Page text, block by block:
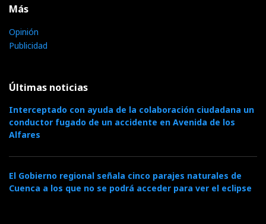
Más
Opinión
Publicidad
Últimas noticias
Interceptado con ayuda de la colaboración ciudadana un
conductor fugado de un accidente en Avenida de los
Alfares
El Gobierno regional señala cinco parajes naturales de
Cuenca a los que no se podrá acceder para ver el eclipse